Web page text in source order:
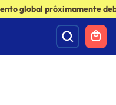
global próximamente